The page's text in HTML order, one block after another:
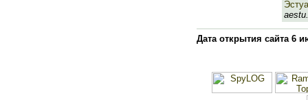
Дата открытия сайта 6